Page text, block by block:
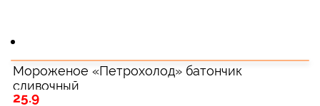
Мороженое «Петрохолод» батончик
сливочный
25.9